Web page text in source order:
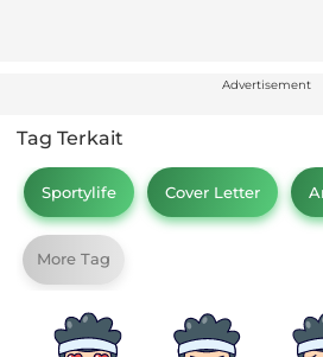
Advertisement
Tag Terkait
Sportylife Cover Letter
More Tag